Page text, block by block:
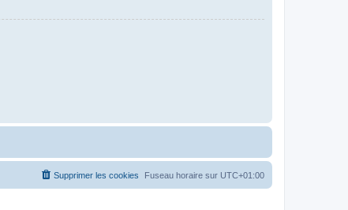
Fuseau horaire sur UTC+01:00
Supprimer les cookies